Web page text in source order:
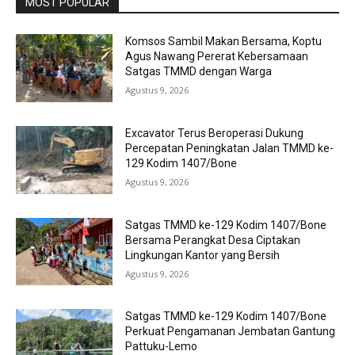
MOST POPULAR
Komsos Sambil Makan Bersama, Koptu
Agus Nawang Pererat Kebersamaan
Satgas TMMD dengan Warga
Agustus 9, 2026
Excavator Terus Beroperasi Dukung
Percepatan Peningkatan Jalan TMMD ke-
129 Kodim 1407/Bone
Agustus 9, 2026
Satgas TMMD ke-129 Kodim 1407/Bone
Bersama Perangkat Desa Ciptakan
Lingkungan Kantor yang Bersih
Agustus 9, 2026
Satgas TMMD ke-129 Kodim 1407/Bone
Perkuat Pengamanan Jembatan Gantung
Pattuku-Lemo